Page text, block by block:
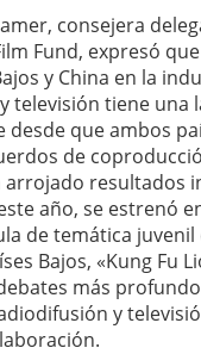
consejera
Fund, expresó
y China en la
televisión tiene una
desde que ambos
de
arrojado resultados
año, se estrenó
de temática
Bajos, «Kung Fu
más
y